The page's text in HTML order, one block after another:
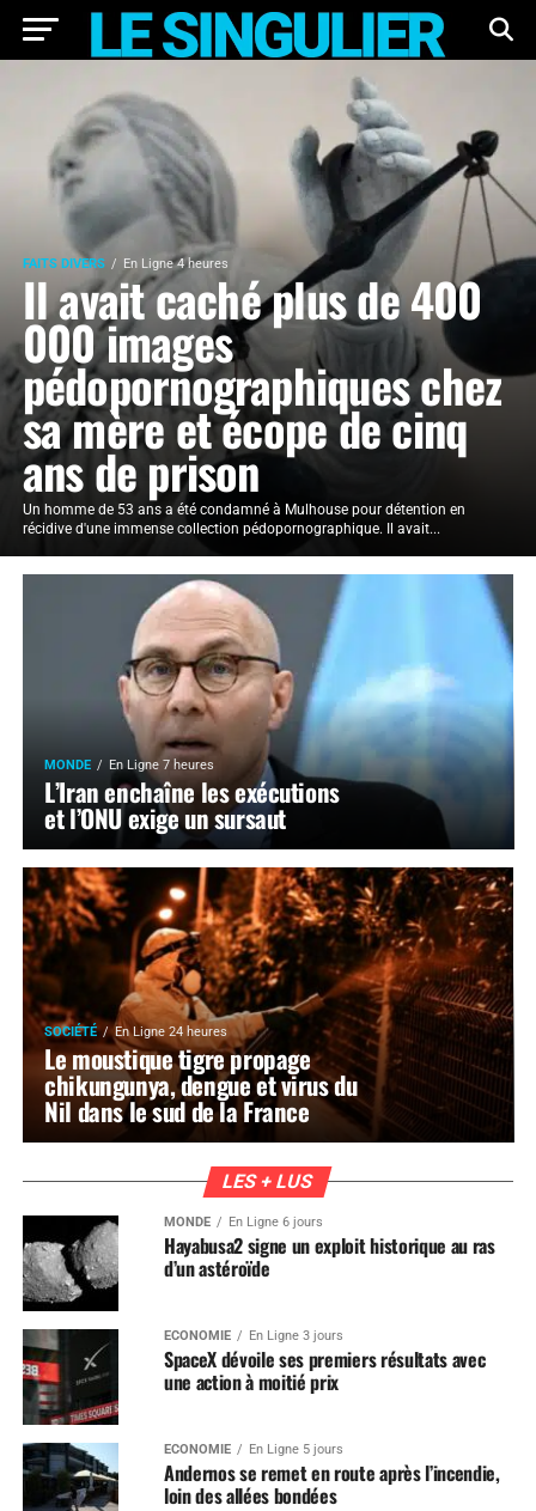
FAITS DIVERS En Ligne 4 heures
Il avait caché plus de 400
000 images
pédopornographiques chez
sa mère et écope de cinq
ans de prison
Un homme de 53 ans a été condamné à Mulhouse pour détention en
récidive d'une immense collection pédopornographique. Il avait...
MONDE En Ligne 7 heures
L’Iran enchaîne les exécutions
et l’ONU exige un sursaut
SOCIÉTÉ En Ligne 24 heures
Le moustique tigre propage
chikungunya, dengue et virus du
Nil dans le sud de la France
LES + LUS
MONDE En Ligne 6 jours
Hayabusa2 signe un exploit historique au ras
d’un astéroïde
ÉCONOMIE En Ligne 3 jours
SpaceX dévoile ses premiers résultats avec
une action à moitié prix
ÉCONOMIE En Ligne 5 jours
Andernos se remet en route après l’incendie,
loin des allées bondées